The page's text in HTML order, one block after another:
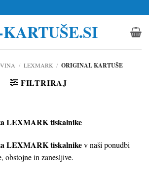
/ LEXMARK / ORIGINAL KARTUŠE
FILTRIRAJ
LEXMARK tiskalnike
LEXMARK tiskalnikev naši ponudbi
obstojne in zanesljive.